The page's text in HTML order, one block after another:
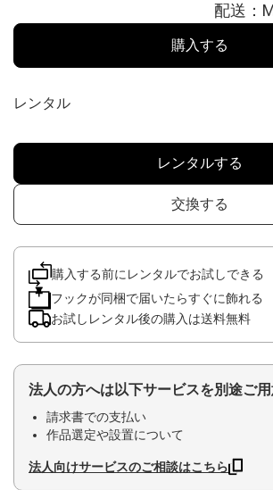
配送：
購入する
レンタル
レンタルする
交換する
購入する前にレンタルでお試しできる
フックが同梱で届いたらすぐに飾れる
お試しレンタル後の購入は送料無料
法人の方へは以下サービスを別途ご
請求書での支払い
作品選定や設置について
法人向けサービスのご相談はこちら